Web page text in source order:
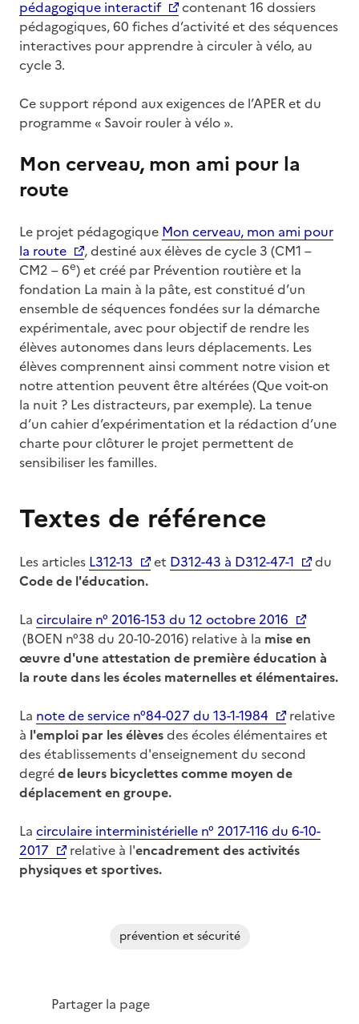
pédagogique interactif
contenant 16 dossiers
pédagogiques, 60 fiches d’activité et des séquences
interactives pour apprendre à circuler à vélo, au
cycle 3.
Ce support répond aux exigences de l’APER et du
programme « Savoir rouler à vélo ».
Mon cerveau, mon ami pour la
route
Le projet pédagogique Mon cerveau, mon ami pour
la route
, destiné aux élèves de cycle 3 (CM1 –
CM2 – 6e) et créé par Prévention routière et la
fondation La main à la pâte, est constitué d’un
ensemble de séquences fondées sur la démarche
expérimentale, avec pour objectif de rendre les
élèves autonomes dans leurs déplacements. Les
élèves comprennent ainsi comment notre vision et
notre attention peuvent être altérées (Que voit-on
la nuit ? Les distracteurs, par exemple). La tenue
d’un cahier d’expérimentation et la rédaction d’une
charte pour clôturer le projet permettent de
sensibiliser les familles.
Textes de référence
Les articles L312-13 et D312-43 à D312-47-1
du
Code de l'éducation.
La circulaire n° 2016-153 du 12 octobre 2016
(BOEN n°38 du 20-10-2016) relative à la mise en
œuvre d'une attestation de première éducation à
la route dans les écoles maternelles et élémentaires.
La note de service n°84-027 du 13-1-1984
relative
à l'emploi par les élèvesdes écoles élémentaires et
des établissements d'enseignement du second
degréde leurs bicyclettes comme moyen de
déplacement en groupe.
La circulaire interministérielle n° 2017-116 du 6-10-
2017
relative à l'encadrement des activités
physiques et sportives.
prévention et sécurité
Partager la page